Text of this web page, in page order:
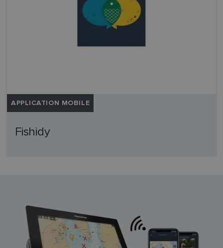
APPLICATION MOBILE
Fishidy